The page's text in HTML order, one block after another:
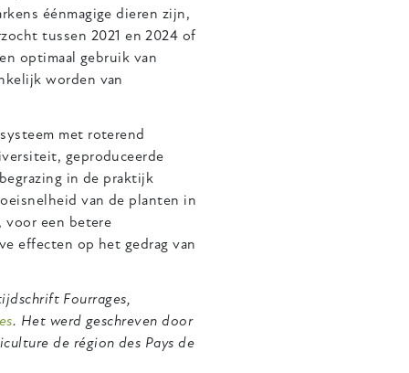
éénmagige dieren zijn,
tussen 2021 en 2024 of
optimaal gebruik van
worden van
met roterend
geproduceerde
in de praktijk
van de planten in
voor een betere
effecten op het gedrag van
Fourrages,
. Het werd geschreven door
de région des Pays de